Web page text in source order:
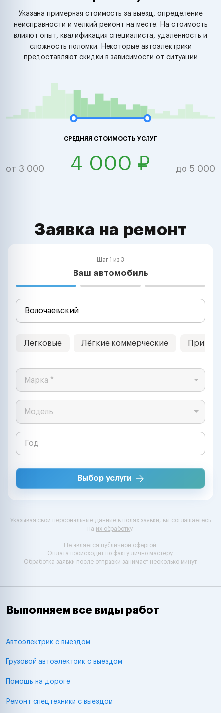
Указана примерная стоимость за выезд, определение
неисправности и мелкий ремонт на месте. На стоимость
влияют опыт, квалификация специалиста, удаленность и
сложность поломки. Некоторые автоэлектрики
предоставляют скидки в зависимости от ситуации
СРЕДНЯЯ СТОИМОСТЬ УСЛУГ
от 3 000 4 000 ₽ до 5 000
Заявка на ремонт
Шаг 1 из 3
Ваш автомобиль
Легковые Лёгкие коммерческие
Марка *
Модель
Выбор услуги
Указывая свои персональные данные в полях заявки, вы соглашаетесь
на их обработку.
Не является публичной офертой.
Оплата происходит по факту лично мастеру.
Обработка заявки после отправки занимает несколько минут.
Выполняем все виды работ
Автоэлектрик с выездом
Грузовой автоэлектрик с выездом
Помощь на дороге
Ремонт спецтехники с выездом